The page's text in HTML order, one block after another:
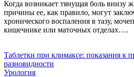
Когда возникает тянущая боль внизу
причины ее, как правило, могут
хронического воспаления в тазу,
кишечнике или маточных отделах….
Таблетки при климаксе: показания к
разновидности
Урология